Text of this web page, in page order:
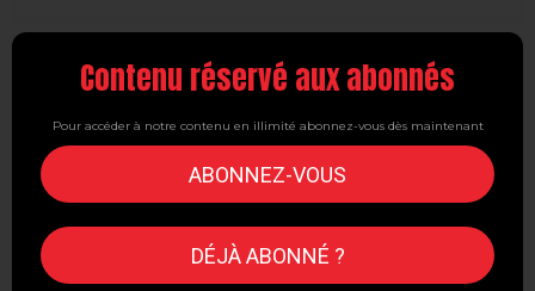
Contenu réservé aux abonnés
Pour accéder à notre contenu en illimité abonnez-vous dès maintenant
ABONNEZ-VOUS
DÉJÀ ABONNÉ ?